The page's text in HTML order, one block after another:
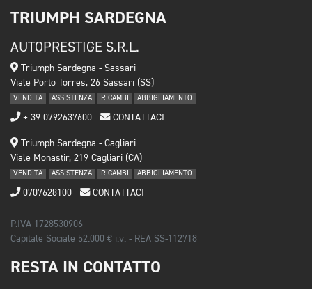
TRIUMPH SARDEGNA
AUTOPRESTIGE S.R.L.
Triumph Sardegna - Sassari
Viale Porto Torres, 26 Sassari (SS)
VENDITA ASSISTENZA RICAMBI ABBIGLIAMENTO
+ 39 0792637600 CONTATTACI
Triumph Sardegna - Cagliari
Viale Monastir, 219 Cagliari (CA)
VENDITA ASSISTENZA RICAMBI ABBIGLIAMENTO
0707628100 CONTATTACI
P.IVA 1728530906
Capitale Sociale 52.000 € i.v. - REA SS-112718
RESTA IN CONTATTO